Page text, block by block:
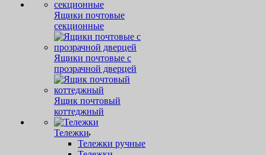
Ящики почтовые
секционные
Ящики почтовые с
прозрачной дверцей
Ящик почтовый
коттеджный
Тележки
Тележки ручные